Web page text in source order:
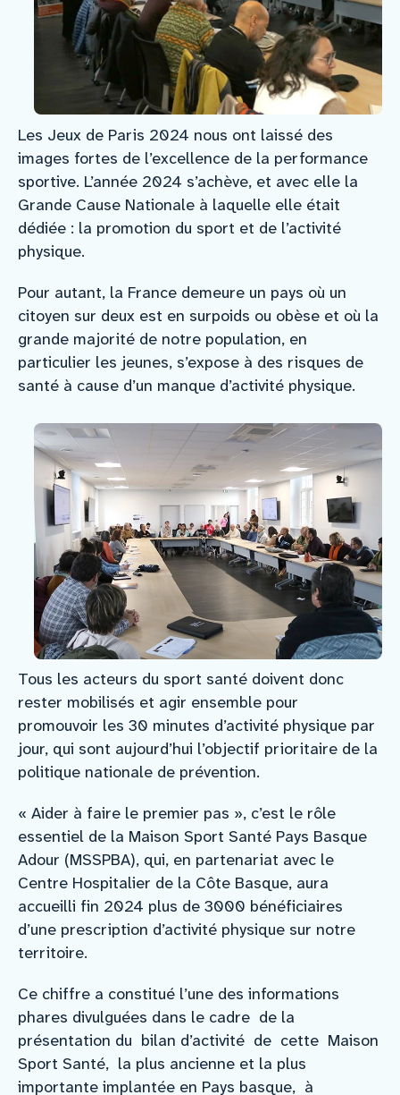
Les Jeux de Paris 2024 nous ont laissé des
images fortes de l’excellence de la performance
sportive. L’année 2024 s’achève, et avec elle la
Grande Cause Nationale à laquelle elle était
dédiée : la promotion du sport et de l’activité
physique.
Pour autant, la France demeure un pays où un
citoyen sur deux est en surpoids ou obèse et où la
grande majorité de notre population, en
particulier les jeunes, s’expose à des risques de
santé à cause d’un manque d’activité physique.
Tous les acteurs du sport santé doivent donc
rester mobilisés et agir ensemble pour
promouvoir les 30 minutes d’activité physique par
jour, qui sont aujourd’hui l’objectif prioritaire de la
politique nationale de prévention.
« Aider à faire le premier pas », c’est le rôle
essentiel de la Maison Sport Santé Pays Basque
Adour (MSSPBA), qui, en partenariat avec le
Centre Hospitalier de la Côte Basque, aura
accueilli fin 2024 plus de 3000 bénéficiaires
d’une prescription d’activité physique sur notre
territoire.
Ce chiffre a constitué l’une des informations
phares divulguées dans le cadre de la
présentation du bilan d’activité de cette Maison
Sport Santé, la plus ancienne et la plus
importante implantée en Pays basque, à